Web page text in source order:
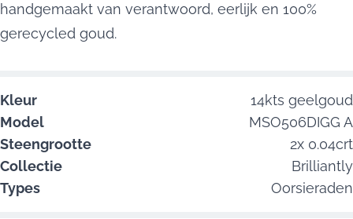
handgemaakt van verantwoord, eerlijk en 100%
gerecycled goud.
Kleur
14kts geelgoud
Model
MSO506DIGG A
Steengrootte
2x 0.04crt
Collectie
Brilliantly
Types
Oorsieraden